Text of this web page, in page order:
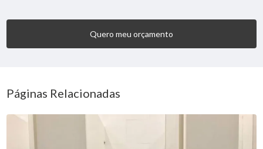
Quero meu orçamento
Páginas Relacionadas